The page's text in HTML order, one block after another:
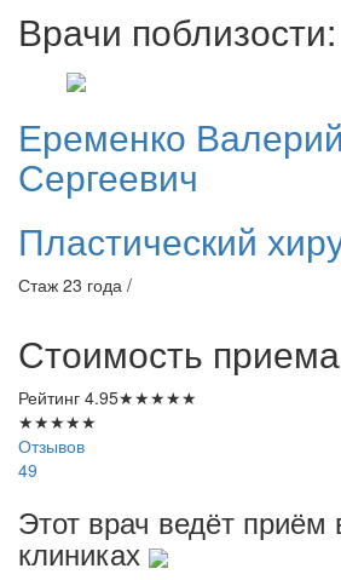
Врачи поблизости:
Еременко Валерий
Сергеевич
Пластический
Стаж 23 года /
Стоимость
Рейтинг 4.95★★★★★
★★★★★
Отзывов
49
Этот врач ведёт
клиниках